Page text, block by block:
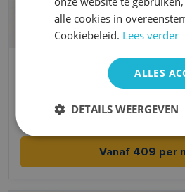
3,7 l/100km l/100km
Vanaf 409 per
alle cookies in
Cookiebeleid. Lees verder
ALLES
DETAILS WEERGEVEN